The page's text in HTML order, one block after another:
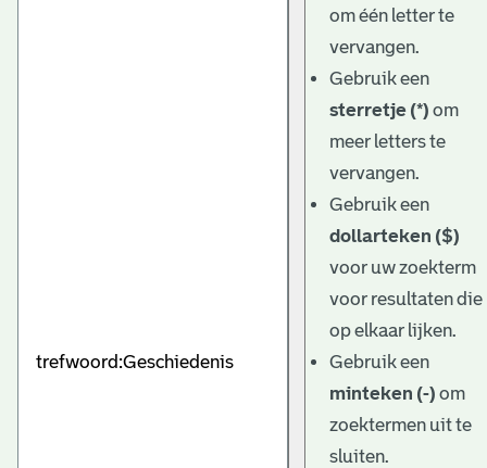
om één letter te
vervangen.
Gebruik een
sterretje (*) om
meer letters te
vervangen.
Gebruik een
dollarteken ($)
voor uw zoekterm
voor resultaten die
op elkaar lijken.
Gebruik een
minteken (-) om
zoektermen uit te
sluiten.